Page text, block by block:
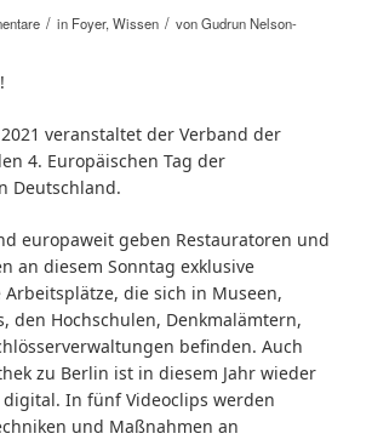
/ in Foyer, Wissen / vonGudrun Nelson-
veranstaltet der Verband der
4. Europäischen Tag der
Deutschland.
europaweit geben Restauratoren und
an diesem Sonntag exklusive
die sich in Museen,
den Hochschulen, Denkmalämtern,
befinden. Auch
zu Berlin ist in diesem Jahr wieder
In fünf Videoclips werden
und Maßnahmen an